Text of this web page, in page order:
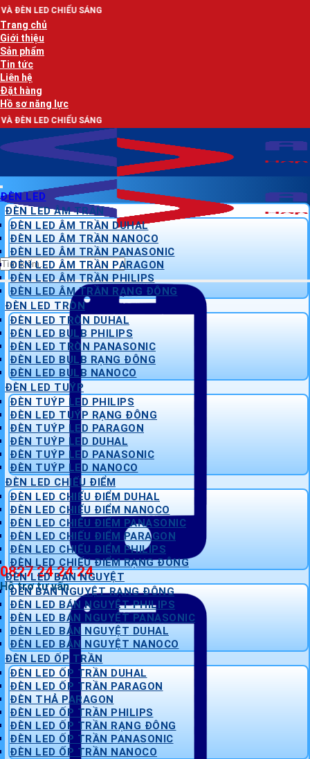
Bỏ
qua
nội
dung
SÁNG
Trang chủ
Giới thiệu
Sản phẩm
Tin tức
Liên hệ
Đặt hàng
Hồ sơ năng lực
SÁNG
Tìm
kiếm:
0827 24 24 24
Hỗ trợ tư vấn
ĐÈN LED
ĐÈN LED ÂM TRẦN
ĐÈN LED ÂM TRẦN DUHAL
ĐÈN LED ÂM TRẦN NANOCO
ĐÈN LED ÂM TRẦN PANASONIC
ĐÈN LED ÂM TRẦN PARAGON
ĐÈN LED ÂM TRẦN PHILIPS
ĐÈN LED ÂM TRẦN RẠNG ĐÔNG
ĐÈN LED TRÒN
ĐÈN LED TRÒN DUHAL
ĐÈN LED BULB PHILIPS
ĐÈN LED TRÒN PANASONIC
ĐÈN LED BULB RẠNG ĐÔNG
ĐÈN LED BULB NANOCO
ĐÈN LED TUÝP
ĐÈN TUÝP LED PHILIPS
ĐÈN LED TUÝP RẠNG ĐÔNG
ĐÈN TUÝP LED PARAGON
ĐÈN TUÝP LED DUHAL
ĐÈN TUÝP LED PANASONIC
ĐÈN TUÝP LED NANOCO
ĐÈN LED CHIẾU ĐIỂM
ĐÈN LED CHIẾU ĐIỂM DUHAL
ĐÈN LED CHIẾU ĐIỂM NANOCO
ĐÈN LED CHIẾU ĐIỂM PANASONIC
ĐÈN LED CHIẾU ĐIỂM PARAGON
ĐÈN LED CHIẾU ĐIỂM PHILIPS
ĐÈN LED CHIẾU ĐIỂM RẠNG ĐÔNG
ĐÈN LED BÁN NGUYỆT
ĐÈN BÁN NGUYỆT RẠNG ĐÔNG
ĐÈN LED BÁN NGUYỆT PHILIPS
ĐÈN LED BÁN NGUYỆT PANASONIC
ĐÈN LED BÁN NGUYỆT DUHAL
ĐÈN LED BÁN NGUYỆT NANOCO
ĐÈN LED ỐP TRẦN
ĐÈN LED ỐP TRẦN DUHAL
ĐÈN LED ỐP TRẦN PARAGON
ĐÈN THẢ PARAGON
ĐÈN LED ỐP TRẦN PHILIPS
ĐÈN LED ỐP TRẦN RẠNG ĐÔNG
ĐÈN LED ỐP TRẦN PANASONIC
ĐÈN LED ỐP TRẦN NANOCO